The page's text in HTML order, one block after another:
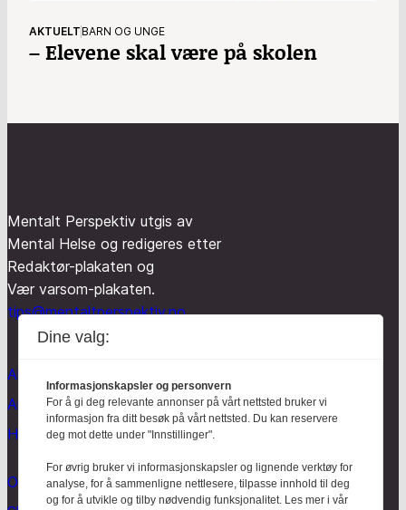
AKTUELT BARN OG UNGE
– Elevene skal være på skolen
Mentalt Perspektiv utgis av
Mental Helse og redigeres etter
Redaktør-plakaten og
Vær varsom-plakaten.
tips@mentaltperspektiv.no
Aktuelt
Anmeldt
Hodebry
Om oss
Dine valg:
Informasjonskapsler og personvern
For å gi deg relevante annonser på vårt nettsted bruker vi
informasjon fra ditt besøk på vårt nettsted. Du kan reservere
deg mot dette under "Innstillinger".
For øvrig bruker vi informasjonskapsler og lignende verktøy for
analyse, for å sammenligne nettlesere, tilpasse innhold til deg
og for å utvikle og tilby nødvendig funksjonalitet. Les mer i vår